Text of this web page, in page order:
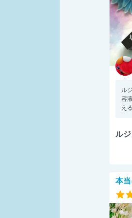
ル
容
え
ル
本